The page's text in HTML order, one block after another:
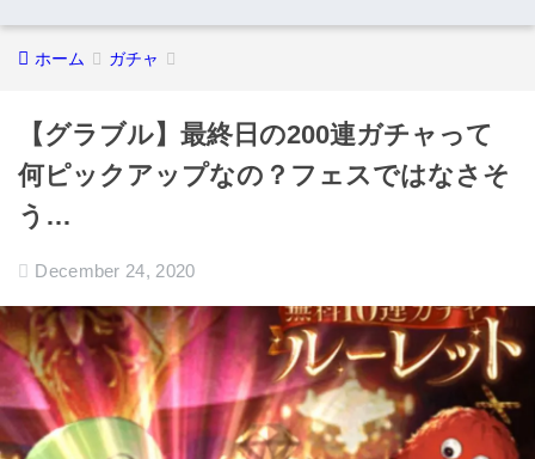
ホーム ガチャ
【グラブル】最終日の200連ガチャって
何ピックアップなの？フェスではなさそ
う…
December 24, 2020